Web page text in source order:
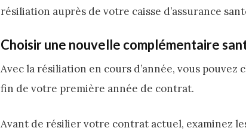
résiliation auprès de votre caisse d’assurance
Choisir une nouvelle complémentaire
Avec la résiliation en cours d’année, vous pouvez
fin de votre première année de contrat.
Avant de résilier votre contrat actuel, examinez